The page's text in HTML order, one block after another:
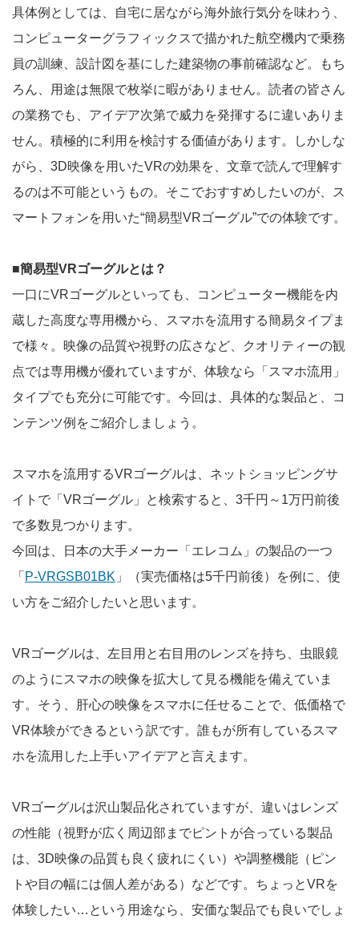
具体例としては、自宅に居ながら海外旅行気分を味わう、
コンピューターグラフィックスで描かれた航空機内で乗務
員の訓練、設計図を基にした建築物の事前確認など。もち
ろん、用途は無限で枚挙に暇がありません。読者の皆さん
の業務でも、アイデア次第で威力を発揮するに違いありま
せん。積極的に利用を検討する価値があります。しかしな
がら、3D映像を用いたVRの効果を、文章で読んで理解す
るのは不可能というもの。そこでおすすめしたいのが、ス
マートフォンを用いた“簡易型VRゴーグル”での体験です。
■簡易型VRゴーグルとは？
一口にVRゴーグルといっても、コンピューター機能を内
蔵した高度な専用機から、スマホを流用する簡易タイプま
で様々。映像の品質や視野の広さなど、クオリティーの観
点では専用機が優れていますが、体験なら「スマホ流用」
タイプでも充分に可能です。今回は、具体的な製品と、コ
ンテンツ例をご紹介しましょう。
スマホを流用するVRゴーグルは、ネットショッピングサ
イトで「VRゴーグル」と検索すると、3千円～1万円前後
で多数見つかります。
今回は、日本の大手メーカー「エレコム」の製品の一つ
「 P-VRGSB01BK 」（実売価格は5千円前後）を例に、使
い方をご紹介したいと思います。
VRゴーグルは、左目用と右目用のレンズを持ち、虫眼鏡
のようにスマホの映像を拡大して見る機能を備えていま
す。そう、肝心の映像をスマホに任せることで、低価格で
VR体験ができるという訳です。誰もが所有しているスマ
ホを流用した上手いアイデアと言えます。
VRゴーグルは沢山製品化されていますが、違いはレンズ
の性能（視野が広く周辺部までピントが合っている製品
は、3D映像の品質も良く疲れにくい）や調整機能（ピン
トや目の幅には個人差がある）などです。ちょっとVRを
体験したい…という用途なら、安価な製品でも良いでしょ